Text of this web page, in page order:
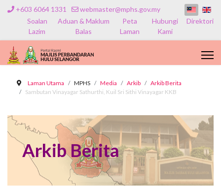
+603 6064 1331
webmaster@mphs.gov.my
Soalan
Lazim
Aduan & Maklum
Balas
Peta
Laman
Hubungi
Kami
Direktori
Laman Utama MPHS Media Arkib
Arkib Berita
Sambutan Vinayagar Sathurthi, Kuil Sri Sithi Vinayagar KKB
Arkib Berita